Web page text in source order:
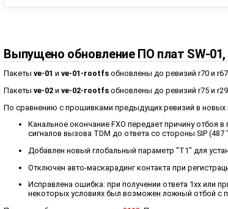
Выпущено обновление ПО плат SW-01,
Пакетыve-01 иve-01-rootfs обновлены до ревизий r70 и
Пакетыve-02 иve-02-rootfs обновлены до ревизий r75 и
По сравнению с прошивками предыдущих ревизий в
Канальное окончание FXO передает причину отбоя
сигналов вызова TDM до ответа со стороны SIP (487
Добавлен новый глобальный параметр "T1" для
Отключен авто-маскарадинг контакта при
Исправлена ошибка: при получении ответа 1xx или
некоторых условиях был возможен ложный отбой с